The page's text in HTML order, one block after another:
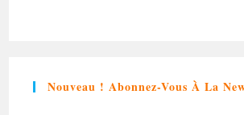
Nouveau ! Abonnez-Vous À La